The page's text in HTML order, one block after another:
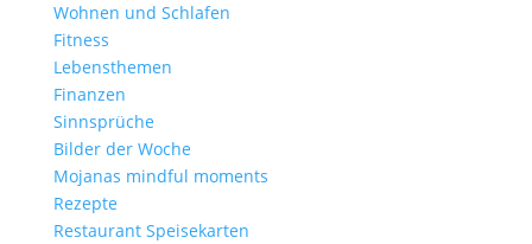
Wohnen und Schlafen
Fitness
Lebensthemen
Finanzen
Sinnsprüche
Bilder der Woche
Mojanas mindful moments
Rezepte
Restaurant Speisekarten